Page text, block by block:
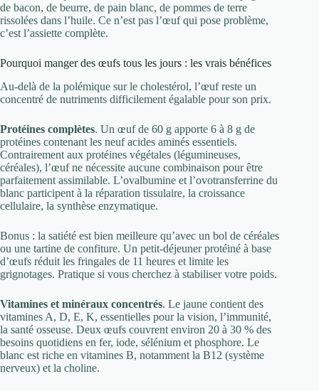
de bacon, de beurre, de pain blanc, de pommes de terre
rissolées dans l’huile. Ce n’est pas l’œuf qui pose problème,
c’est l’assiette complète.
Pourquoi manger des œufs tous les jours : les vrais bénéfices
Au-delà de la polémique sur le cholestérol, l’œuf reste un
concentré de nutriments difficilement égalable pour son prix.
Protéines complètes. Un œuf de 60 g apporte 6 à 8 g de
protéines contenant les neuf acides aminés essentiels.
Contrairement aux protéines végétales (légumineuses,
céréales), l’œuf ne nécessite aucune combinaison pour être
parfaitement assimilable. L’ovalbumine et l’ovotransferrine du
blanc participent à la réparation tissulaire, la croissance
cellulaire, la synthèse enzymatique.
Bonus : la satiété est bien meilleure qu’avec un bol de céréales
ou une tartine de confiture. Un petit-déjeuner protéiné à base
d’œufs réduit les fringales de 11 heures et limite les
grignotages. Pratique si vous cherchez à stabiliser votre poids.
Vitamines et minéraux concentrés. Le jaune contient des
vitamines A, D, E, K, essentielles pour la vision, l’immunité,
la santé osseuse. Deux œufs couvrent environ 20 à 30 % des
besoins quotidiens en fer, iode, sélénium et phosphore. Le
blanc est riche en vitamines B, notamment la B12 (système
nerveux) et la choline.